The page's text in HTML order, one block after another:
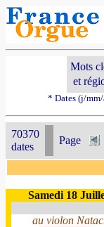
Mots
et
* Dates (j/
70370
dates
Page
Samedi 18
au violon